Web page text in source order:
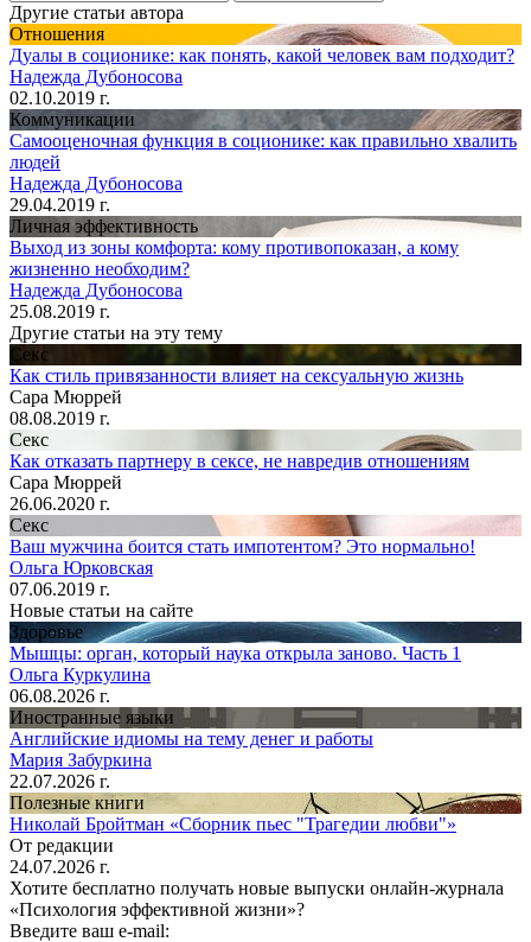
Другие статьи автора
Отношения
Дуалы в соционике: как понять, какой человек вам подходит?
Надежда Дубоносова
02.10.2019 г.
Коммуникации
Самооценочная функция в соционике: как правильно хвалить
людей
Надежда Дубоносова
29.04.2019 г.
Личная эффективность
Выход из зоны комфорта: кому противопоказан, а кому
жизненно необходим?
Надежда Дубоносова
25.08.2019 г.
Другие статьи на эту тему
Секс
Как стиль привязанности влияет на сексуальную жизнь
Сара Мюррей
08.08.2019 г.
Секс
Как отказать партнеру в сексе, не навредив отношениям
Сара Мюррей
26.06.2020 г.
Секс
Ваш мужчина боится стать импотентом? Это нормально!
Ольга Юрковская
07.06.2019 г.
Новые статьи на сайте
Здоровье
Мышцы: орган, который наука открыла заново. Часть 1
Ольга Куркулина
06.08.2026 г.
Иностранные языки
Английские идиомы на тему денег и работы
Мария Забуркина
22.07.2026 г.
Полезные книги
Николай Бройтман «Сборник пьес "Трагедии любви"»
От редакции
24.07.2026 г.
Хотите бесплатно получать новые выпуски онлайн-журнала
«Психология эффективной жизни»?
Введите ваш e-mail: